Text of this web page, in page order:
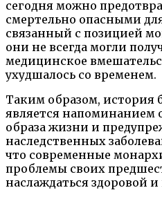
сегодня можно
смертельно опасными
связанный с позицией
они не всегда могли
медицинское
ухудшалось со временем.
Таким образом, история
является напоминанием
образа жизни и
наследственных
что современные
проблемы своих
наслаждаться здоровой